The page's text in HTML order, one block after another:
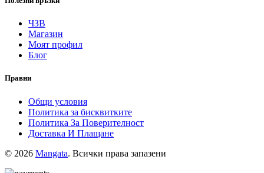
ЧЗВ
Магазин
Моят профил
Блог
Правни
Общи условия
Политика за бисквитките
Политика За Поверителност
Доставка И Плащане
© 2026 Mangata. Всички права запазени